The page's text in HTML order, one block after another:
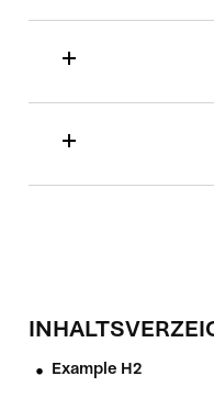
• Example H2